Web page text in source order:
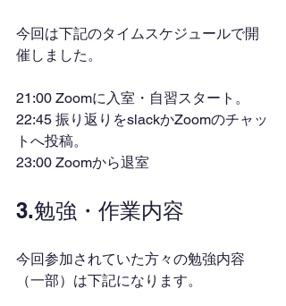
今回は下記のタイムスケジュールで開
催しました。
21:00 Zoomに入室・自習スタート。
22:45 振り返りをslackかZoomのチャッ
トへ投稿。
23:00 Zoomから退室
3.勉強・作業内容
今回参加されていた方々の勉強内容
（一部）は下記になります。